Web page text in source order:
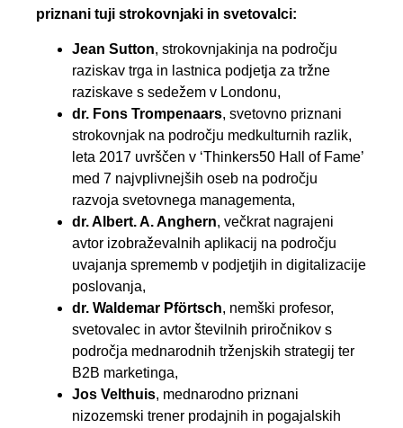
priznani tuji strokovnjaki in svetovalci:
Jean Sutton, strokovnjakinja na področju
raziskav trga in lastnica podjetja za tržne
raziskave s sedežem v Londonu,
dr. Fons Trompenaars, svetovno priznani
strokovnjak na področju medkulturnih razlik,
leta 2017 uvrščen v ‘Thinkers50 Hall of Fame’
med 7 najvplivnejših oseb na področju
razvoja svetovnega managementa,
dr. Albert. A. Anghern, večkrat nagrajeni
avtor izobraževalnih aplikacij na področju
uvajanja sprememb v podjetjih in digitalizacije
poslovanja,
dr. Waldemar Pförtsch, nemški profesor,
svetovalec in avtor številnih priročnikov s
področja mednarodnih trženjskih strategij ter
B2B marketinga,
Jos Velthuis, mednarodno priznani
nizozemski trener prodajnih in pogajalskih